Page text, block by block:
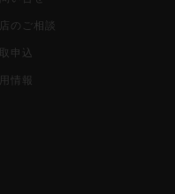
のご相談
申込
情報